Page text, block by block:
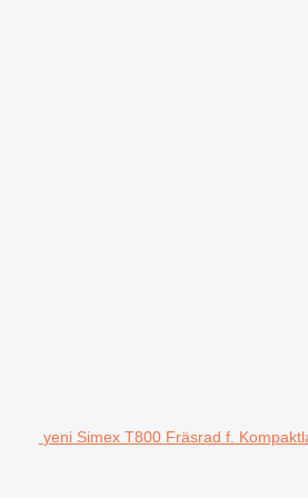
yeni Simex T800 Fräsrad f.